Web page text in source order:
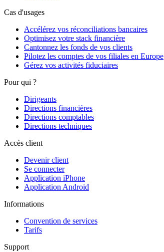
Cas d'usages
Accélérez vos réconciliations bancaires
Optimisez votre stack financière
Cantonnez les fonds de vos clients
Pilotez les comptes de vos filiales en Europe
Gérez vos activités fiduciaires
Pour qui ?
Dirigeants
Directions financières
Directions comptables
Directions techniques
Accès client
Devenir client
Se connecter
Application iPhone
Application Android
Informations
Convention de services
Tarifs
Support